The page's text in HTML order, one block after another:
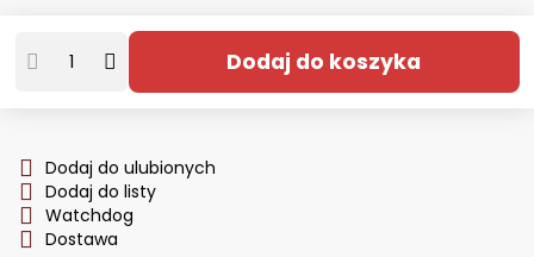
Dodaj do koszyka
Dodaj do ulubionych
Dodaj do listy
Watchdog
Dostawa